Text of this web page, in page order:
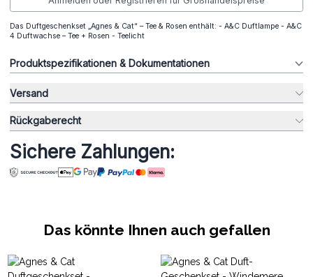
Das Duftgeschenkset „Agnes & Cat“ – Tee & Rosen enthält: - A&C Duftlampe - A&C
4 Duftwachse – Tee + Rosen - Teelicht
Produktspezifikationen & Dokumentationen
Versand
Rückgaberecht
Sichere Zahlungen:
Das könnte Ihnen auch gefallen